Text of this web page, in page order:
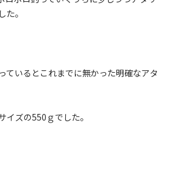
。
ているとこれまでに無かった明確なアタ
イズの550 ｇでした。